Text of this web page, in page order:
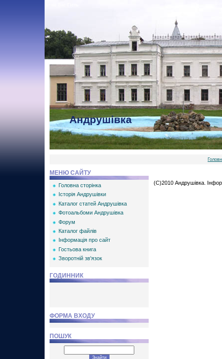
Андрушівка
МЕНЮ САЙТУ
Головна сторінка
Історія Андрушівки
Каталог статей Андрушівка
Фотоальбоми Андрушівка
Форум
Каталог файлів
Інформація про сайт
Гостьова книга
Зворотній зв'язок
ГОДИННИК
ФОРМА ВХОДУ
ПОШУК
(С)2010 Андрушівка.